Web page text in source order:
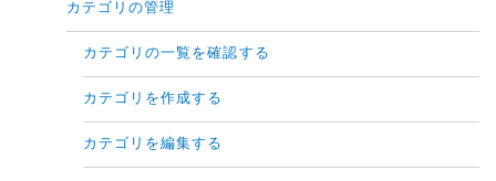
カテゴリの管理
カテゴリの一覧を確認する
カテゴリを作成する
カテゴリを編集する